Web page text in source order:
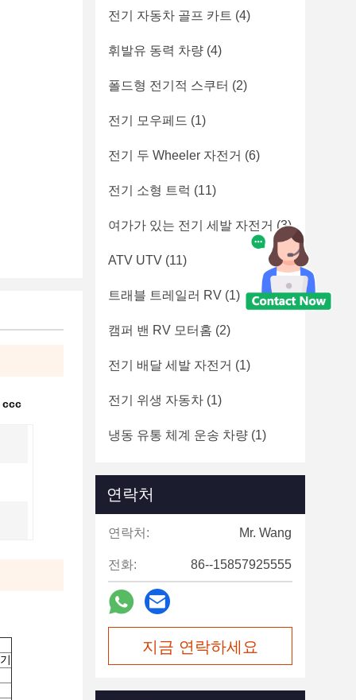
ccc
전기 자동차 골프 카트 (4)
휘발유 동력 차량 (4)
폴드형 전기적 스쿠터 (2)
전기 모우페드 (1)
전기 두 Wheeler 자전거 (6)
전기 소형 트럭 (11)
여가가 있는 전기 세발 자전거 (3)
ATV UTV (11)
트래블 트레일러 RV (1)
캠퍼 밴 RV 모터홈 (2)
전기 배달 세발 자전거 (1)
전기 위생 자동차 (1)
냉동 유통 체계 운송 차량 (1)
연락처
연락처: Mr. Wang
전화: 86--15857925555
지금 연락하세요